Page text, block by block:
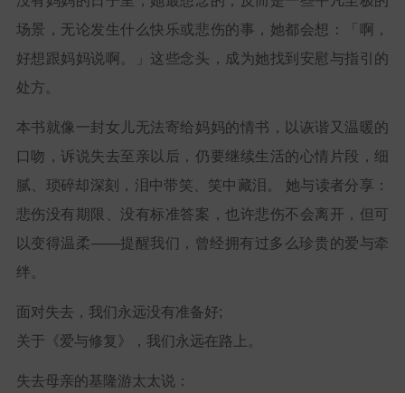
场景，无论发生什么快乐或悲伤的事，她都会想：「啊，
好想跟妈妈说啊。」这些念头，成为她找到安慰与指引的
处方。
本书就像一封女儿无法寄给妈妈的情书，以诙谐又温暖的
口吻，诉说失去至亲以后，仍要继续生活的心情片段，细
腻、琐碎却深刻，泪中带笑、笑中藏泪。 她与读者分享：
悲伤没有期限、没有标准答案，也许悲伤不会离开，但可
以变得温柔——提醒我们，曾经拥有过多么珍贵的爱与牵
绊。
面对失去，我们永远没有准备好;
关于《爱与修复》，我们永远在路上。
失去母亲的基隆游太太说：